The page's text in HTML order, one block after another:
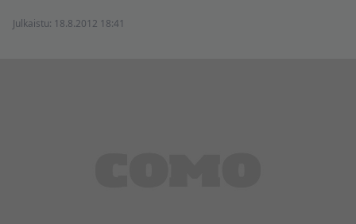
Julkaistu: 18.8.2012 18:41